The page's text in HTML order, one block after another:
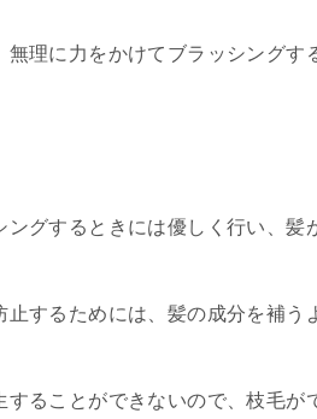
無理に力をかけてブラッシングす
ングするときには優しく行い、髪
止するためには、髪の成分を補う
することができないので、枝毛が